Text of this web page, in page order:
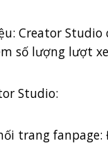
Creator
số lượng lượt
Studio:
trang